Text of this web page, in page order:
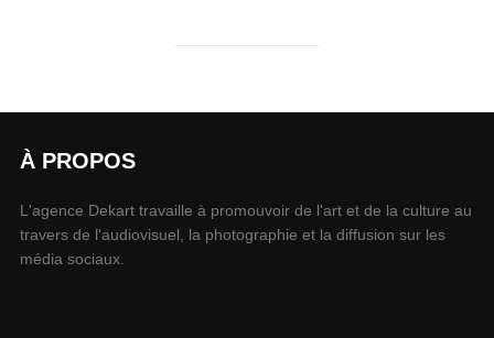
À PROPOS
L'agence Dekart travaille à promouvoir de l'art et de la culture au
travers de l'audiovisuel, la photographie et la diffusion sur les
média sociaux.